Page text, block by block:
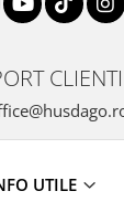
CLIENTI
UTILE